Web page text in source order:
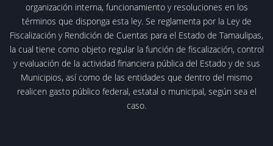
organización interna, funcionamiento y resoluciones en los
términos que disponga esta ley. Se reglamenta por la Ley de
Fiscalización y Rendición de Cuentas para el Estado de Tamaulipas,
la cual tiene como objeto regular la función de fiscalización, control
y evaluación de la actividad financiera pública del Estado y de sus
Municipios, así como de las entidades que dentro del mismo
realicen gasto público federal, estatal o municipal, según sea el
caso.